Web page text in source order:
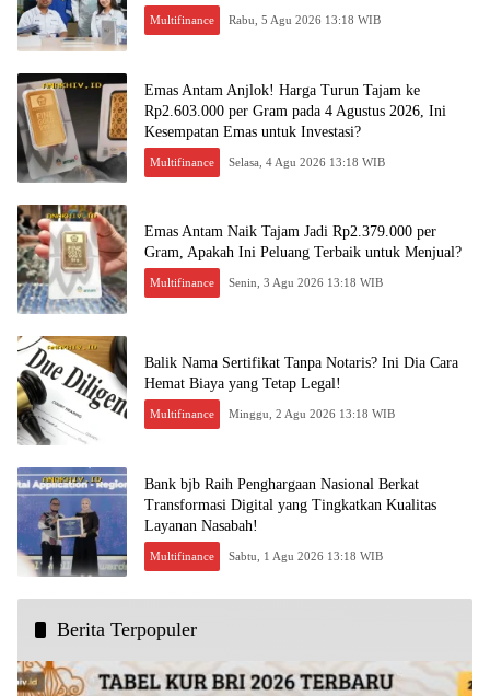
Multifinance Rabu, 5 Agu 2026 13:18 WIB
Emas Antam Anjlok! Harga Turun Tajam ke
Rp2.603.000 per Gram pada 4 Agustus 2026, Ini
Kesempatan Emas untuk Investasi?
Multifinance Selasa, 4 Agu 2026 13:18 WIB
Emas Antam Naik Tajam Jadi Rp2.379.000 per
Gram, Apakah Ini Peluang Terbaik untuk Menjual?
Multifinance Senin, 3 Agu 2026 13:18 WIB
Balik Nama Sertifikat Tanpa Notaris? Ini Dia Cara
Hemat Biaya yang Tetap Legal!
Multifinance Minggu, 2 Agu 2026 13:18 WIB
Bank bjb Raih Penghargaan Nasional Berkat
Transformasi Digital yang Tingkatkan Kualitas
Layanan Nasabah!
Multifinance Sabtu, 1 Agu 2026 13:18 WIB
Berita Terpopuler